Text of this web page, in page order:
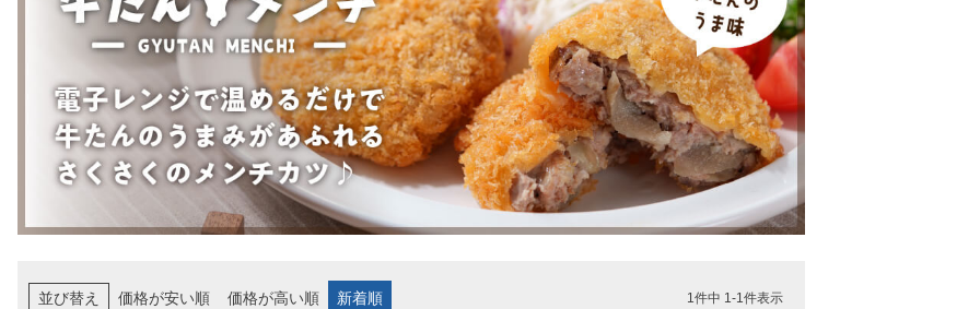
並び替え 価格が安い順 価格が高い順 新着順 1 件中 1 -1 件表示